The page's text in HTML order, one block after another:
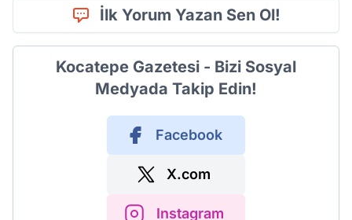
İlk Yorum Yazan Sen Ol!
Kocatepe Gazetesi - Bizi Sosyal
Medyada Takip Edin!
Facebook
X.com
Instagram